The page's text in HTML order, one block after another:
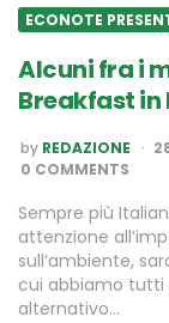
ECONOTE
Alcuni fra i
Breakfast
POSTED
BY
by REDAZIONE
0 COMMENTS
Sempre più
attenzione
sull’ambiente,
cui abbiamo tutti
alternativo…